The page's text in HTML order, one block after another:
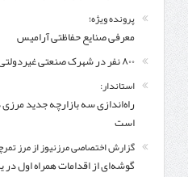
پرونده ویژه؛
معرفی صنایع حفاظتی آرامیس
۸۰۰ نفر در شهرک صنعتی غیردولتی حدید مبتکران اردبیل اشتغال یافتند
استاندار:
راه‌اندازی سه بازارچه جدید
است
گزارش اختصاصی مرزنیوز از مرز
گوشه‌ای از اقدامات همراه اول